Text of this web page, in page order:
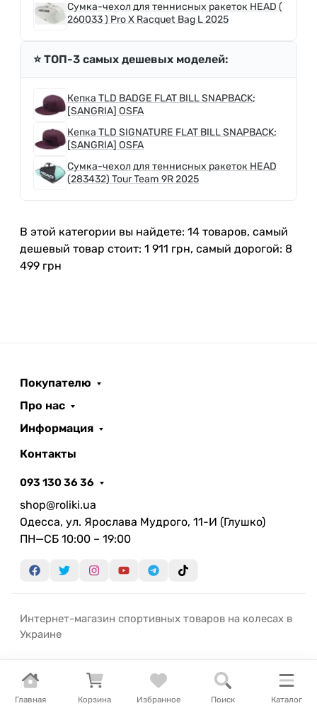
Главная Корзина Избранное Поиск Каталог
Сумка-чехол для теннисных ракеток HEAD (
260033 ) Pro X Racquet Bag L 2025
⭐️ ТОП-3 самых дешевых моделей:
Кепка TLD BADGE FLAT BILL SNAPBACK;
[SANGRIA] OSFA
Кепка TLD SIGNATURE FLAT BILL SNAPBACK;
[SANGRIA] OSFA
Сумка-чехол для теннисных ракеток HEAD
(283432) Tour Team 9R 2025
В этой категории вы найдете: 14 товаров, самый
дешевый товар стоит: 1 911 грн, самый дорогой: 8
499 грн
Покупателю
Про нас
Информация
Контакты
093 130 36 36
shop@roliki.ua
Одесса, ул. Ярослава Мудрого, 11-И (Глушко)
ПН—СБ 10:00 – 19:00
Интернет-магазин спортивных товаров на колесах в
Украине